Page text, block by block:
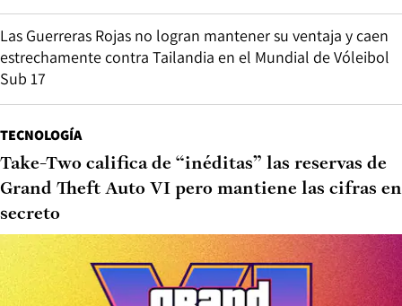
Las Guerreras Rojas no logran mantener su ventaja y caen
estrechamente contra Tailandia en el Mundial de Vóleibol
Sub 17
TECNOLOGÍA
Take-Two califica de “inéditas” las reservas de
Grand Theft Auto VI pero mantiene las cifras en
secreto